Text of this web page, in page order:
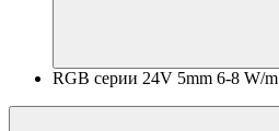
RGB серии 24V 5mm 6-8 W/m